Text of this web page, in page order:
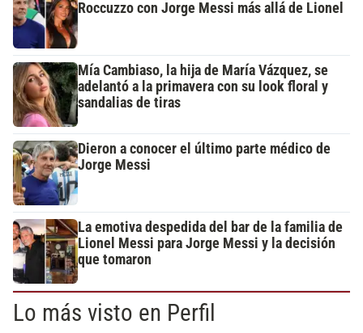
Roccuzzo con Jorge Messi más allá de Lionel
Mía Cambiaso, la hija de María Vázquez, se
adelantó a la primavera con su look floral y
sandalias de tiras
Dieron a conocer el último parte médico de
Jorge Messi
La emotiva despedida del bar de la familia de
Lionel Messi para Jorge Messi y la decisión
que tomaron
Lo más visto en Perfil